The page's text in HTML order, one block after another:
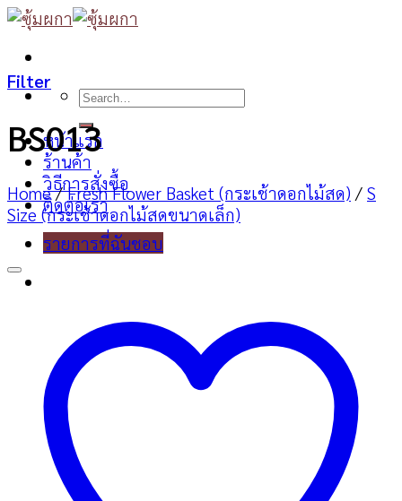
Skip
content
Search
หน้าแรก
ร้านค้า
วิธีการสั่งซื้อ
ติดต่อเรา
รายการที่ฉันชอบ
Filter
BS013
Home / Fresh Flower Basket (กระเช้าดอกไม้สด) / S
Size (กระเช้าดอกไม้สดขนาดเล็ก)